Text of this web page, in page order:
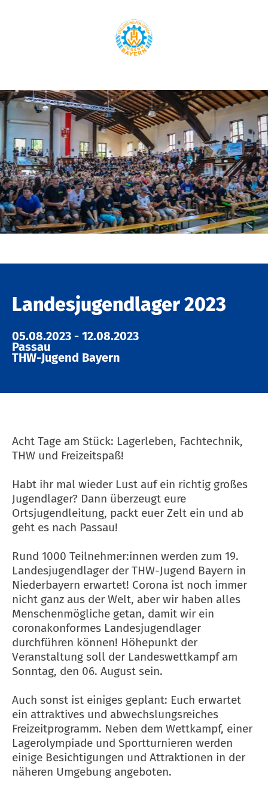
Landesjugendlager 2023
05.08.2023 - 12.08.2023
Passau
THW-Jugend Bayern
Acht Tage am Stück: Lagerleben, Fachtechnik,
THW und Freizeitspaß!
Habt ihr mal wieder Lust auf ein richtig großes
Jugendlager? Dann überzeugt eure
Ortsjugendleitung, packt euer Zelt ein und ab
geht es nach Passau!
Rund 1000 Teilnehmer:innen werden zum 19.
Landesjugendlager der THW-Jugend Bayern in
Niederbayern erwartet! Corona ist noch immer
nicht ganz aus der Welt, aber wir haben alles
Menschenmögliche getan, damit wir ein
coronakonformes Landesjugendlager
durchführen können! Höhepunkt der
Veranstaltung soll der Landeswettkampf am
Sonntag, den 06. August sein.
Auch sonst ist einiges geplant: Euch erwartet
ein attraktives und abwechslungsreiches
Freizeitprogramm. Neben dem Wettkampf, einer
Lagerolympiade und Sportturnieren werden
einige Besichtigungen und Attraktionen in der
näheren Umgebung angeboten.